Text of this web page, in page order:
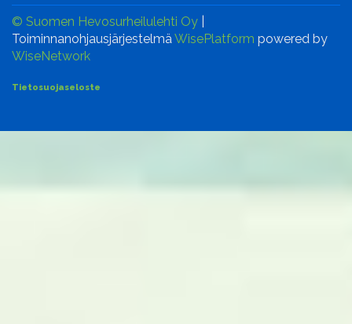
© Suomen Hevosurheilulehti Oy
ToiminnanohjausjärjestelmäWisePlatform powered by
WiseNetwork
Tietosuojaseloste